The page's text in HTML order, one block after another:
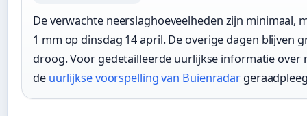
De verwachte neerslaghoeveelheden zijn minimaal,
1 mm op dinsdag 14 april. De overige dagen blijven
droog. Voor gedetailleerde uurlijkse informatie over
de uurlijkse voorspelling van Buienradar